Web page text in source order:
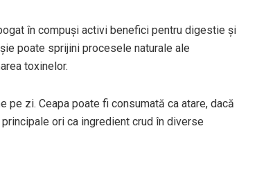
în compuși activi benefici pentru digestie și
poate sprijini procesele naturale ale
toxinelor.
pe zi. Ceapa poate fi consumată ca atare, dacă
ori ca ingredient crud în diverse